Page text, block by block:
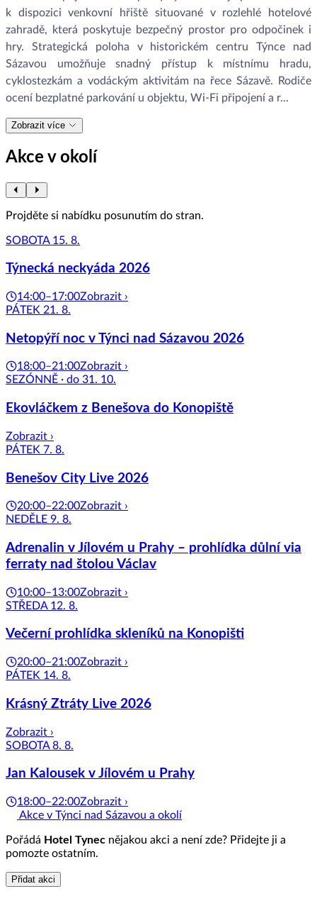
k dispozici venkovní hřiště situované v rozlehlé hotelové
zahradě, která poskytuje bezpečný prostor pro odpočinek i
hry. Strategická poloha v historickém centru Týnce nad
Sázavou umožňuje snadný přístup k místnímu hradu,
cyklostezkám a vodáckým aktivitám na řece Sázavě. Rodiče
ocení bezplatné parkování u objektu, Wi-Fi připojení a r...
Zobrazit více
Akce v okolí
Projděte si nabídku posunutím do stran.
SOBOTA 15. 8.
Týnecká neckyáda 2026
14:00–17:00Zobrazit ›
PÁTEK 21. 8.
Netopýří noc v Týnci nad Sázavou 2026
18:00–21:00Zobrazit ›
SEZÓNNĚ · do 31. 10.
Ekovláčkem z Benešova do Konopiště
Zobrazit ›
PÁTEK 7. 8.
Benešov City Live 2026
20:00–22:00Zobrazit ›
NEDĚLE 9. 8.
Adrenalin v Jílovém u Prahy – prohlídka důlní via
ferraty nad štolou Václav
10:00–13:00Zobrazit ›
STŘEDA 12. 8.
Večerní prohlídka skleníků na Konopišti
20:00–21:00Zobrazit ›
PÁTEK 14. 8.
Krásný Ztráty Live 2026
Zobrazit ›
SOBOTA 8. 8.
Jan Kalousek v Jílovém u Prahy
18:00–22:00Zobrazit ›
Akce v Týnci nad Sázavou a okolí
Pořádá Hotel Tynec nějakou akci a není zde? Přidejte ji a
pomozte ostatním.
Přidat akci